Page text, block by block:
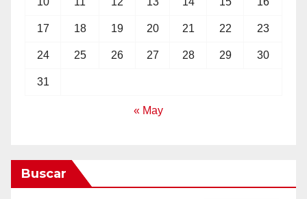
17 18 19 20 21 22 23
24 25 26 27 28 29 30
31
« May
Buscar